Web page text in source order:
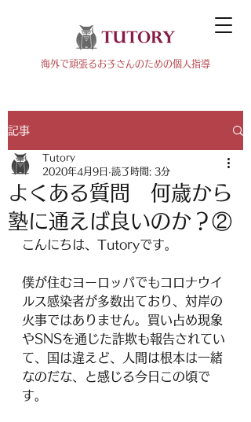
海外で頑張るお子さんのための個人指導
記事
よくある質問 何歳から
塾に通えば良いのか？②
Tutory
2020年4月9日 読了時間: 3分
こんにちは、Tutoryです。
僕が住むヨーロッパでもコロナウイ
ルス感染者が多数出ており、対岸の
火事ではありません。買い占め現象
やSNSを通じた詐欺も報告されてい
て、国は違えど、人間は根本は一緒
なのだな、と感じる今日この頃で
す。